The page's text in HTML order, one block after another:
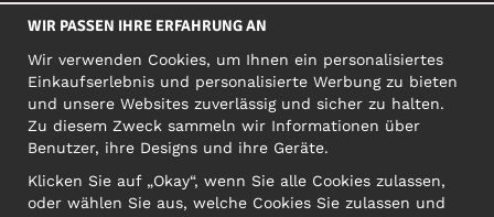
SOZIALE MEDIEN
FIRMA
Motley Denim Europe OÜ
Narva mnt 5, EE-10117 Tallinn
Org: 12356245, VAT: EE101578318
ACHTUNG! Produktrücksendungen nicht an diese Adresse
WIR PASSEN IHRE ERFAHRUNG AN
Wir verwenden Cookies, um Ihnen ein personalisiertes
Einkaufserlebnis und personalisierte Werbung zu bieten
und unsere Websites zuverlässig und sicher zu halten.
Zu diesem Zweck sammeln wir Informationen über
Benutzer, ihre Designs und ihre Geräte.
Klicken Sie auf „Okay“, wenn Sie alle Cookies zulassen,
oder wählen Sie aus, welche Cookies Sie zulassen und